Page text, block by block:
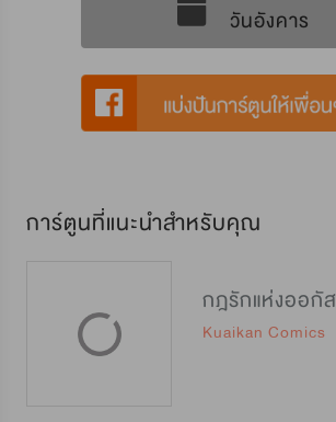
วันอังคาร
การ์ตูนที่แนะนำสำหรับคุณ
กฎรักแห่งออกัส
Kuaikan Comics